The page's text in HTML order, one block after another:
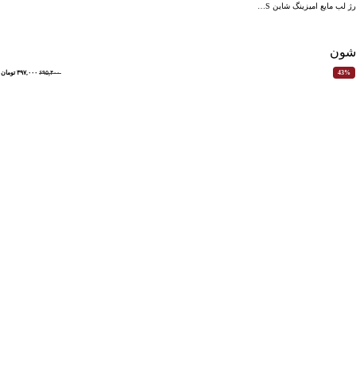
رژ لب مایع امیزینگ شاین S…
شون
43% ۶۹۵,۴۰۰ ۳۹۷,۰۰۰ تومان